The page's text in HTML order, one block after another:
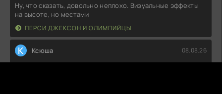
Ну, что сказать, довольно неплохо. Визуальные эффекты
на высоте, но местами
ПЕРСИ ДЖЕКСОН И ОЛИМПИЙЦЫ
К Ксюша 08.08.26
Как же это странно, но в то же время интересно! Сюжет,